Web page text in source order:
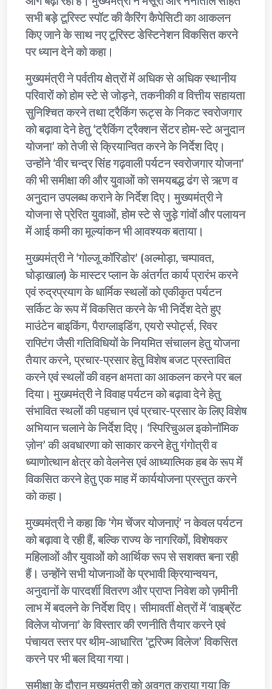
सभी बड़े टूरिस्ट स्पॉट की कैरिंग कैपेसिटी का आकलन
किए जाने के साथ नए टूरिस्ट डेस्टिनेशन विकसित करने
पर ध्यान देने को कहा।
मुख्यमंत्री ने पर्वतीय क्षेत्रों में अधिक से अधिक स्थानीय
परिवारों को होम स्टे से जोड़ने, तकनीकी व वित्तीय सहायता
सुनिश्चित करने तथा ट्रैकिंग रूट्स के निकट स्वरोजगार
को बढ़ावा देने हेतु ‘ट्रैकिंग ट्रैक्शन सेंटर होम-स्टे अनुदान
योजना’ को तेजी से क्रियान्वित करने के निर्देश दिए।
उन्होंने ‘वीर चन्द्र सिंह गढ़वाली पर्यटन स्वरोजगार योजना’
की भी समीक्षा की और युवाओं को समयबद्ध ढंग से ऋण व
अनुदान उपलब्ध कराने के निर्देश दिए। मुख्यमंत्री ने
योजना से प्रेरित युवाओं, होम स्टे से जुड़े गांवों और पलायन
में आई कमी का मूल्यांकन भी आवश्यक बताया।
मुख्यमंत्री ने ‘गोल्जू कॉरिडोर’ (अल्मोड़ा, चम्पावत,
घोड़ाखाल) के मास्टर प्लान के अंतर्गत कार्य प्रारंभ करने
एवं रुद्रप्रयाग के धार्मिक स्थलों को एकीकृत पर्यटन
सर्किट के रूप में विकसित करने के भी निर्देश देते हुए
माउंटेन बाइकिंग, पैराग्लाइडिंग, एयरो स्पोर्ट्स, रिवर
राफ्टिंग जैसी गतिविधियों के नियमित संचालन हेतु योजना
तैयार करने, प्रचार-प्रसार हेतु विशेष बजट प्रस्तावित
करने एवं स्थलों की वहन क्षमता का आकलन करने पर बल
दिया। मुख्यमंत्री ने विवाह पर्यटन को बढ़ावा देने हेतु
संभावित स्थलों की पहचान एवं प्रचार-प्रसार के लिए विशेष
अभियान चलाने के निर्देश दिए। ‘स्पिरिचुअल इकोनॉमिक
ज़ोन’ की अवधारणा को साकार करने हेतु गंगोत्री व
ध्याणोत्थान क्षेत्र को वेलनेस एवं आध्यात्मिक हब के रूप में
विकसित करने हेतु एक माह में कार्ययोजना प्रस्तुत करने
को कहा।
मुख्यमंत्री ने कहा कि ‘गेम चेंजर योजनाएं’ न केवल पर्यटन
को बढ़ावा दे रही हैं, बल्कि राज्य के नागरिकों, विशेषकर
महिलाओं और युवाओं को आर्थिक रूप से सशक्त बना रही
हैं। उन्होंने सभी योजनाओं के प्रभावी क्रियान्वयन,
अनुदानों के पारदर्शी वितरण और प्राप्त निवेश को ज़मीनी
लाभ में बदलने के निर्देश दिए। सीमावर्ती क्षेत्रों में ‘वाइब्रेंट
विलेज योजना’ के विस्तार की रणनीति तैयार करने एवं
पंचायत स्तर पर थीम-आधारित ‘टूरिज्म विलेज’ विकसित
करने पर भी बल दिया गया।
समीक्षा के दौरान मुख्यमंत्री को अवगत कराया गया कि